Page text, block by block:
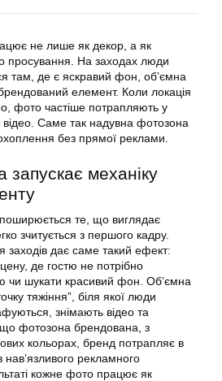
не лише як декор, а як
просування. На заходах люди
там, де є яскравий фон, обʼємна
елемент. Коли локація
фото частіше потрапляють у
відео. Саме так надувна фотозона
без прямої реклами.
механіку
те, що виглядає
зчитується з першого кадру.
дає саме такий ефект:
де гостю не потрібно
чи шукати красивий фон. Обʼємна
тяжіння”, біля якої люди
знімають відео та
фотозона брендована, з
кольорах, бренд потрапляє в
рекламного
кожне фото працює як